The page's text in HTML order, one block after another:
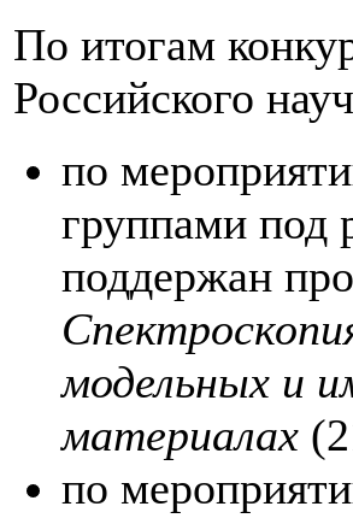
По итогам
Российского
по
группами под
поддержан
модельных и
материалах
по